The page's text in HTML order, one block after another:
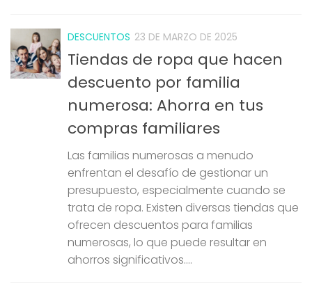
DESCUENTOS 23 DE MARZO DE 2025
Tiendas de ropa que hacen
descuento por familia
numerosa: Ahorra en tus
compras familiares
Las familias numerosas a menudo
enfrentan el desafío de gestionar un
presupuesto, especialmente cuando se
trata de ropa. Existen diversas tiendas que
ofrecen descuentos para familias
numerosas, lo que puede resultar en
ahorros significativos....